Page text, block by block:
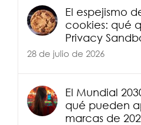
El espejismo
cookies: qué
Privacy
28 de julio de 2026
El Mundial
qué pueden
marcas de